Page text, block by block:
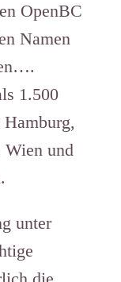
OpenBC
Namen
1.500
Wien und
unter